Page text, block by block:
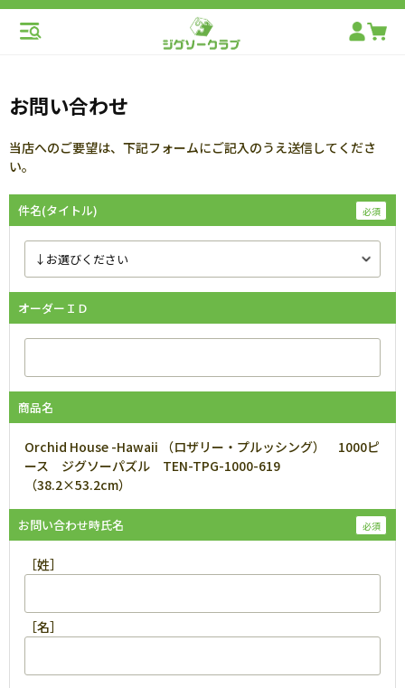
お問い合わせ
当店へのご要望は、下記フォームにご記入のうえ送信してくださ
い。
件名(タイトル)
オーダーＩＤ
商品名
Orchid House -Hawaii （ロザリー・プルッシング） 1000ピ
ース ジグソーパズル TEN-TPG-1000-619
（38.2×53.2cm）
お問い合わせ時氏名
［姓］
［名］